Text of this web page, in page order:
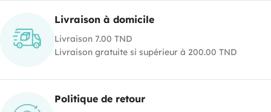
Livraison à domicile
Livraison 7.00 TND
Livraison gratuite si supérieur à 200.00 TND
Politique de retour